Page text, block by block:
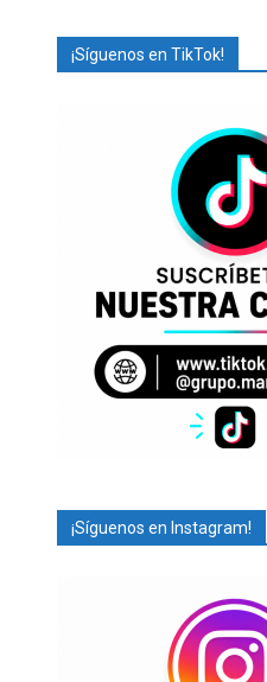
¡Síguenos en TikTok!
¡Síguenos en Instagram!